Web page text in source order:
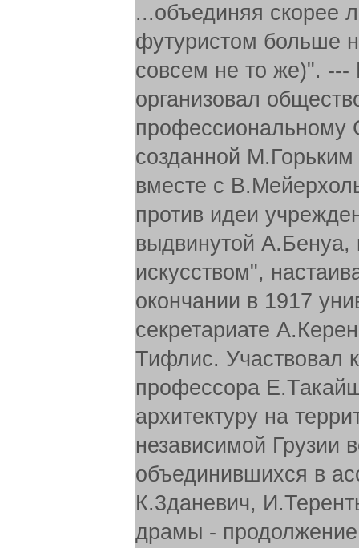
...объединяя скорее
футуристом больше
совсем не то же)".
организовал
профессиональному
созданной
вместе с
против идеи
выдвинутой А.Бенуа,
искусством",
окончании в 1917
секретариате
Тифлис. Участвовал
профессора
архитектуру на
независимой Грузии
объединившихся в
К.3даневич,
драмы -